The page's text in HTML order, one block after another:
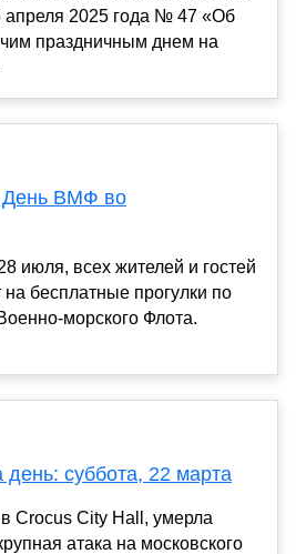
апреля 2025 года № 47 «Об
праздничным днем на
День ВМФ во
июля, всех жителей и гостей
на бесплатные прогулки по
морского Флота.
суббота, 22 марта
Crocus City Hall, умерла
атака на московского